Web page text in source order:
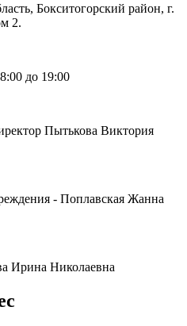
Бокситогорский район, г.
2.
до 19:00
Пытькова Виктория
- Поплавская Жанна
Ирина Николаевна